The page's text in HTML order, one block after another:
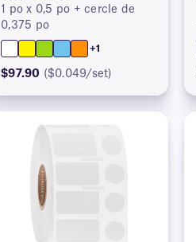
1 po x 0,5 po + cercle de
0,375 po
+1
$97.90 ($0.049/set)